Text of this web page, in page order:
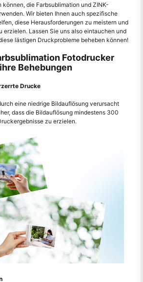
die Farbsublimation und ZINK-
Wir bieten Ihnen auch spezifische
diese Herausforderungen zu meistern und
erzielen. Lassen Sie uns also eintauchen und
lästigen Druckprobleme beheben können!
Fotodrucker
Behebungen
Drucke
eine niedrige Bildauflösung verursacht
dass die Bildauflösung mindestens 300
zu erzielen.